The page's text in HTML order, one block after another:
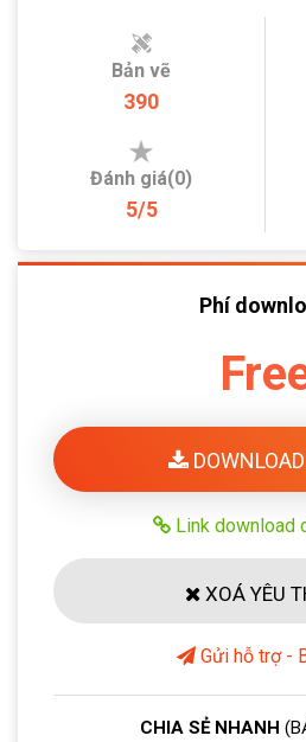
Bản vẽ
390
Đánh giá(0)
5/5
Phí
Link download
XOÁ YÊU
Gửi hỗ trợ -
CHIA SẺ NHANH